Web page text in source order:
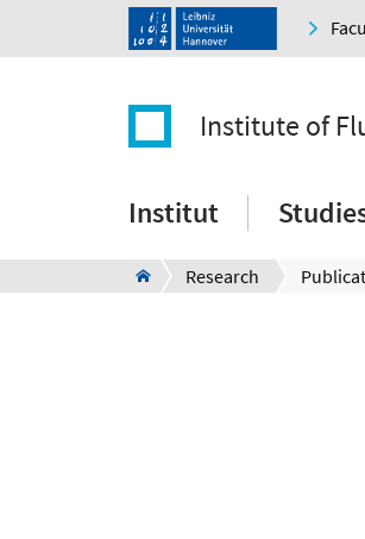
Institute of
Institut
Research